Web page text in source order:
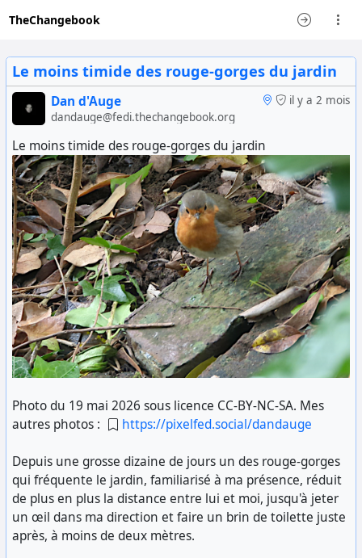
TheChangebook
Le moins timide des rouge-gorges du jardin
il y a 2 mois
Dan d'Auge
dandauge@fedi.thechangebook.org
Le moins timide des rouge-gorges du jardin
Photo du 19 mai 2026 sous licence CC-BY-NC-SA. Mes
autres photos :
https://pixelfed.social/dandauge
Depuis une grosse dizaine de jours un des rouge-gorges
qui fréquente le jardin, familiarisé à ma présence, réduit
de plus en plus la distance entre lui et moi, jusqu'à jeter
un œil dans ma direction et faire un brin de toilette juste
après, à moins de deux mètres.